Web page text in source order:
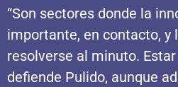
“Son sectores donde la
importante, en contacto, y
resolverse al minuto.
defiende Pulido, aunque